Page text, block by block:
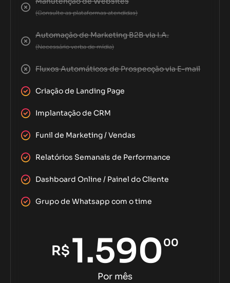
R$1.59000
Por mês
(Consulte as plataformas atendidas)
Automação de Marketing B2B via I.A.
(Necessário verba de mídia)
Fluxos Automáticos de Prospecção via E-mail
Criação de Landing Page
Implantação de CRM
Funil de Marketing / Vendas
Relatórios Semanais de Performance
Dashboard Online / Painel do Cliente
Grupo de Whatsapp com o time